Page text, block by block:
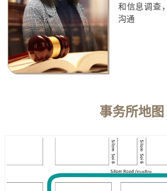
和信息调查，
沟通
事务所地图